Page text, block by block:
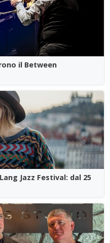
il Between
Jazz Festival: dal 25